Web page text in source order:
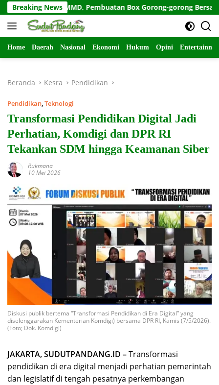
Langsung
ke
konten
Breaking News
TMMD, Pembuatan Box Gorong-gorong Bersama-sama
Home Daerah Nasional Ekonomi Hukum Opini
Beranda Kesra Pendidikan
Pendidikan,Teknologi
Transformasi Pendidikan Digital Jadi
Perhatian, Komdigi dan DPR RI
Tekankan SDM hingga Keamanan Siber
Rukmana
10 Mei 2026
Diskusi publik bertema “Transformasi Pendidikan di Era Digital” yang
diselenggarakan Kementerian Komdigi) bersama DPR RI, Kamis (7/5/2026).
(Foto; Dok. Komdigi)
JAKARTA, SUDUTPANDANG.ID –Transformasi
pendidikan di era digital menjadi perhatian pemerintah
dan legislatif di tengah pesatnya perkembangan